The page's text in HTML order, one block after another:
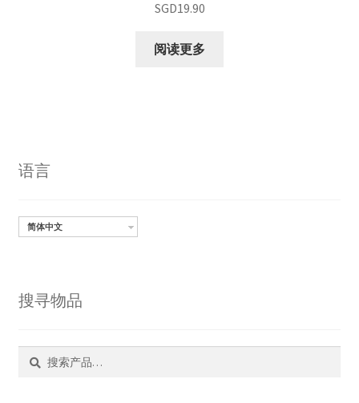
SGD19.90
阅读更多
语言
简体中文
搜寻物品
索：